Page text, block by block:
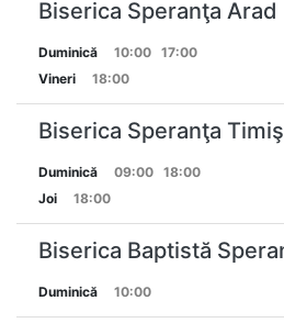
Biserica Speranţa Arad
Duminică 10:00
17:00
Vineri
18:00
Biserica Speranţa
Duminică 09:00
18:00
Joi
18:00
Biserica Baptistă
Duminică 10:00